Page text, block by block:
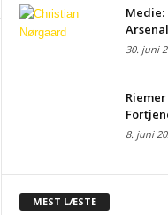
30. juni
8. juni
MEST LÆSTE